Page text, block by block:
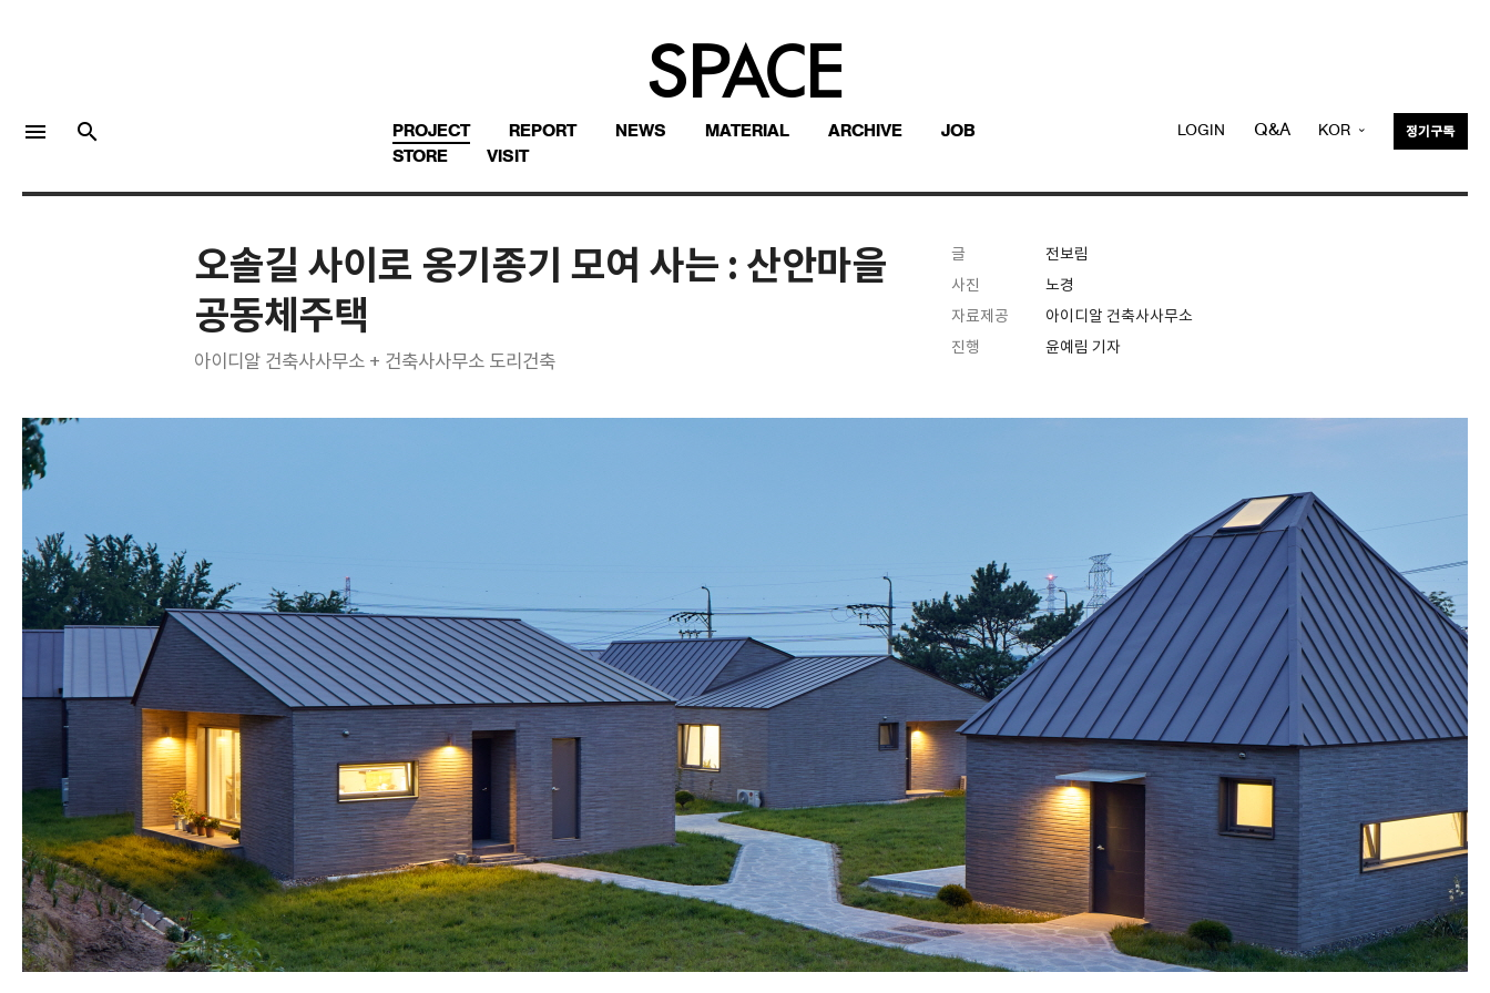
회원가입
Facebook 로그인
SPACE 소개
기사문의
광고문의
Contact
menu search PROJECT REPORT NEWS MATERIAL ARCHIVE
JOB
STORE
VISIT
LOGIN Q&A KOR 정기구독
오솔길 사이로 옹기종기 모여 사는 : 산안마을
공동체주택
아이디알 건축사사무소 + 건축사사무소 도리건축
글
전보림
사진
노경
자료제공
아이디알 건축사사무소
진행
윤예림 기자